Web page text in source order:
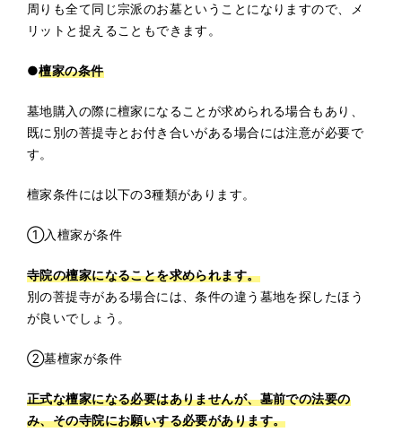
周りも全て同じ宗派のお墓ということになりますので、メ
リットと捉えることもできます。
●檀家の条件
墓地購入の際に檀家になることが求められる場合もあり、
既に別の菩提寺とお付き合いがある場合には注意が必要で
す。
檀家条件には以下の3種類があります。
①入檀家が条件
寺院の檀家になることを求められます。
別の菩提寺がある場合には、条件の違う墓地を探したほう
が良いでしょう。
②墓檀家が条件
正式な檀家になる必要はありませんが、墓前での法要の
み、その寺院にお願いする必要があります。